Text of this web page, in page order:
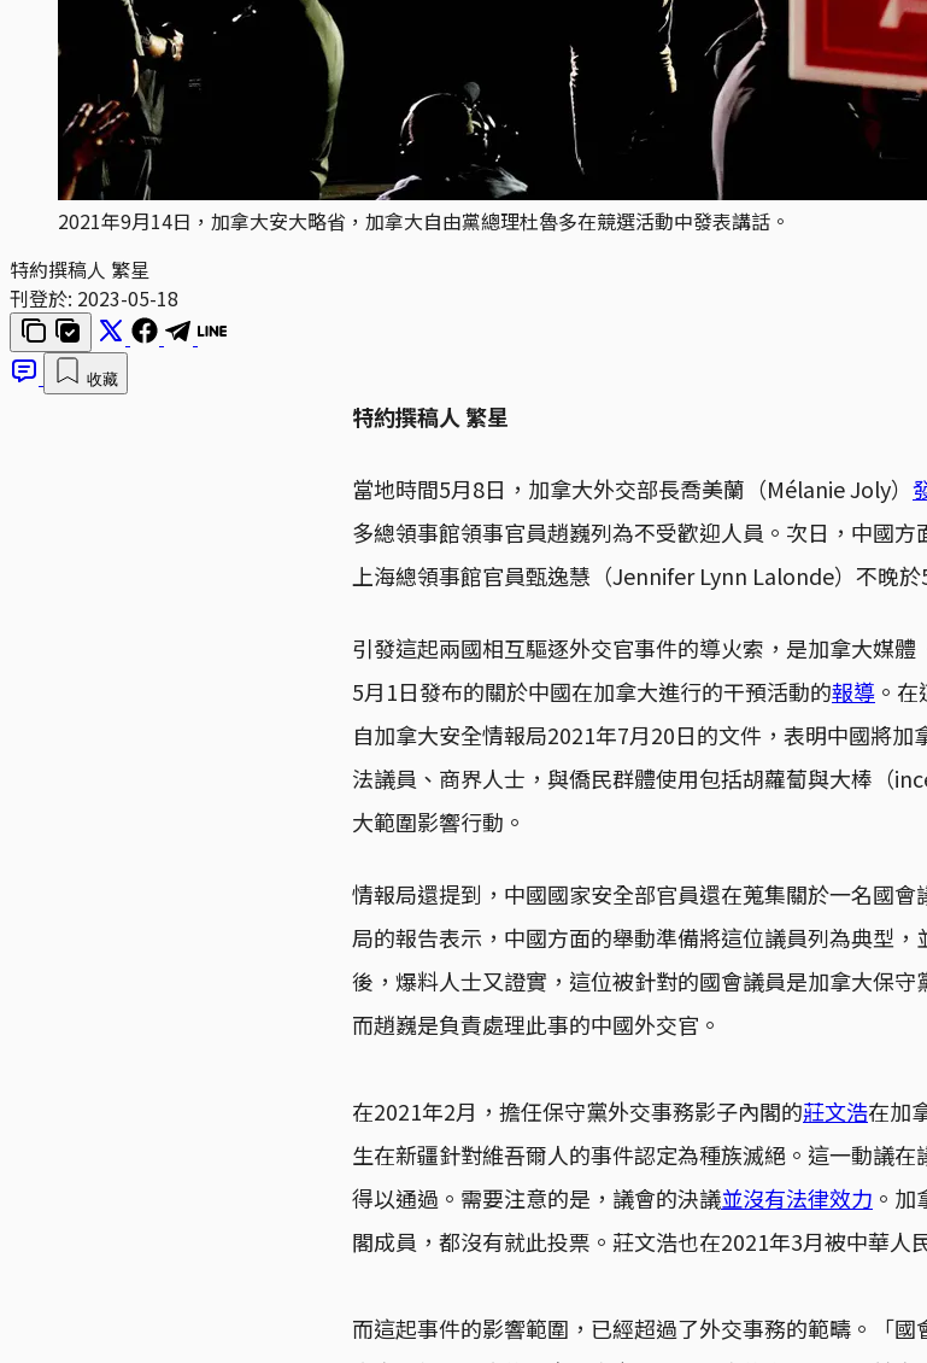
2021年9月14日，加拿大安大略省，加拿大自由黨總理杜魯多在競選活動中發表講話。
特約撰稿人 繁星
刊登於: 2023-05-18
收藏
特約撰稿人 繁星
當地時間5月8日，加拿大外交部長喬美蘭（Mélanie Joly）
多總領事館領事官員趙巍列為不受歡迎人員。次日，中國方
上海總領事館官員甄逸慧（Jennifer Lynn Lalonde）不晚於
引發這起兩國相互驅逐外交官事件的導火索，是加拿大媒
5月1日發布的關於中國在加拿大進行的干預活動的報導 。
自加拿大安全情報局2021年7月20日的文件，表明中國將
法議員、商界人士，與僑民群體使用包括胡蘿蔔與大棒（
大範圍影響行動。
情報局還提到，中國國家安全部官員還在蒐集關於一名國
局的報告表示，中國方面的舉動準備將這位議員列為典型
後，爆料人士又證實，這位被針對的國會議員是加拿大保守
而趙巍是負責處理此事的中國外交官。
在2021年2月，擔任保守黨外交事務影子內閣的莊文浩在加
生在新疆針對維吾爾人的事件認定為種族滅絕。這一動議在
得以通過。需要注意的是，議會的決議並沒有法律效力 。
閣成員，都沒有就此投票。莊文浩也在2021年3月被中華人
而這起事件的影響範圍，已經超過了外交事務的範疇。「